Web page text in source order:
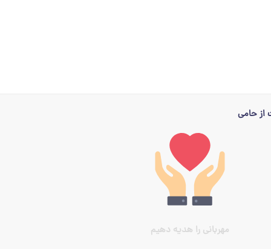
از حامی
مهربانی را هدیه دهیم